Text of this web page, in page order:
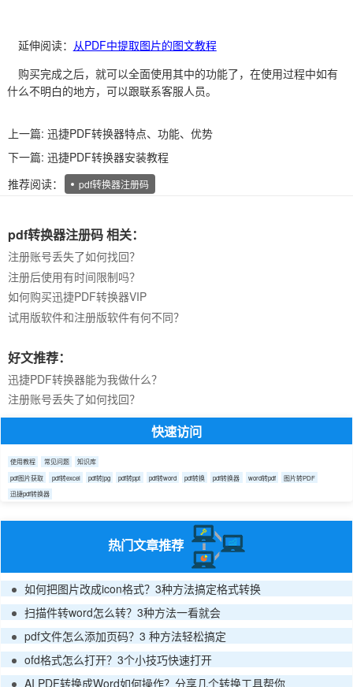
延伸阅读： 从PDF中提取图片的图文教程
购买完成之后，就可以全面使用其中的功能了，在使用过程中如有
什么不明白的地方，可以跟联系客服人员。
上一篇: 迅捷PDF转换器特点、功能、优势
下一篇: 迅捷PDF转换器安装教程
推荐阅读：
pdf转换器注册码
pdf转换器注册码 相关：
注册账号丢失了如何找回？
注册后使用有时间限制吗？
如何购买迅捷PDF转换器VIP
试用版软件和注册版软件有何不同？
好文推荐：
迅捷PDF转换器能为我做什么？
注册账号丢失了如何找回？
快速访问
使用教程 常见问题
知识库
pdf图片获取
pdf转excel pdf转jpg pdf转ppt pdf转word pdf转换 pdf转换器 word转pdf
图片转PDF
迅捷pdf转换器
热门文章推荐
如何把图片改成icon格式？3种方法搞定格式转换
扫描件转word怎么转？3种方法一看就会
pdf文件怎么添加页码？3 种方法轻松搞定
ofd格式怎么打开？3个小技巧快速打开
AI PDF转换成Word如何操作？分享几个转换工具帮你